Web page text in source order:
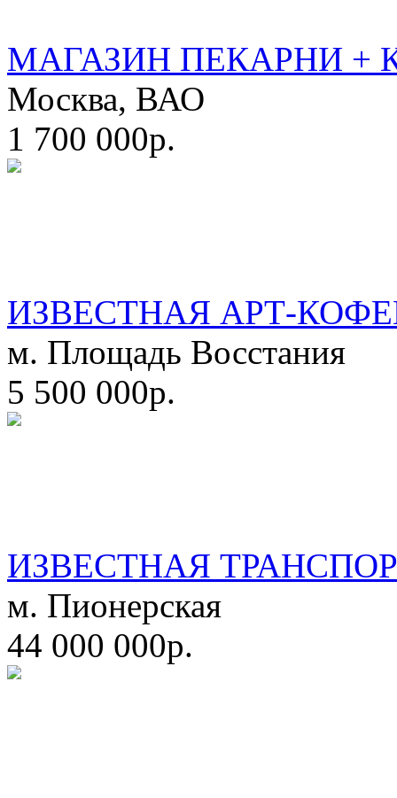
МАГАЗИН ПЕКАРНИ +
Москва, ВАО
1 700 000р.
ИЗВЕСТНАЯ АРТ-
м. Площадь Восстания
5 500 000р.
ИЗВЕСТНАЯ
м. Пионерская
44 000 000р.